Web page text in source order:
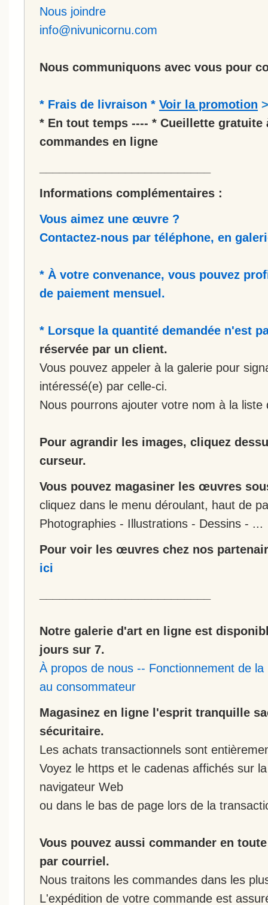
Nous joindre
info@nivunicornu.com
Nous communiquons avec vous pour
* Frais de livraison * Voir la promotion >
* En tout temps ---- * Cueillette gratuite
commandes en ligne
Informations complémentaires :
Vous aimez une œuvre ?
Contactez-nous par téléphone, en
* À votre convenance, vous pouvez
de paiement mensuel.
* Lorsque la quantité demandée n'est
réservée par un client.
Vous pouvez appeler à la galerie pour
intéressé(e) par celle-ci.
Nous pourrons ajouter votre nom à la liste
Pour agrandir les images, cliquez
curseur.
Vous pouvez magasiner les œuvres
cliquez dans le menu déroulant, haut de
Photographies - Illustrations - Dessins - ...
Pour voir les œuvres chez nos
ici
Notre galerie d'art en ligne est
jours sur 7.
À propos de nous -- Fonctionnement de
au consommateur
Magasinez en ligne l'esprit tranquille
sécuritaire.
Les achats transactionnels sont
Voyez le https et le cadenas affichés sur
navigateur Web
ou dans le bas de page lors de la
Vous pouvez aussi commander en
par courriel.
Nous traitons les commandes dans les
L'expédition de votre commande est